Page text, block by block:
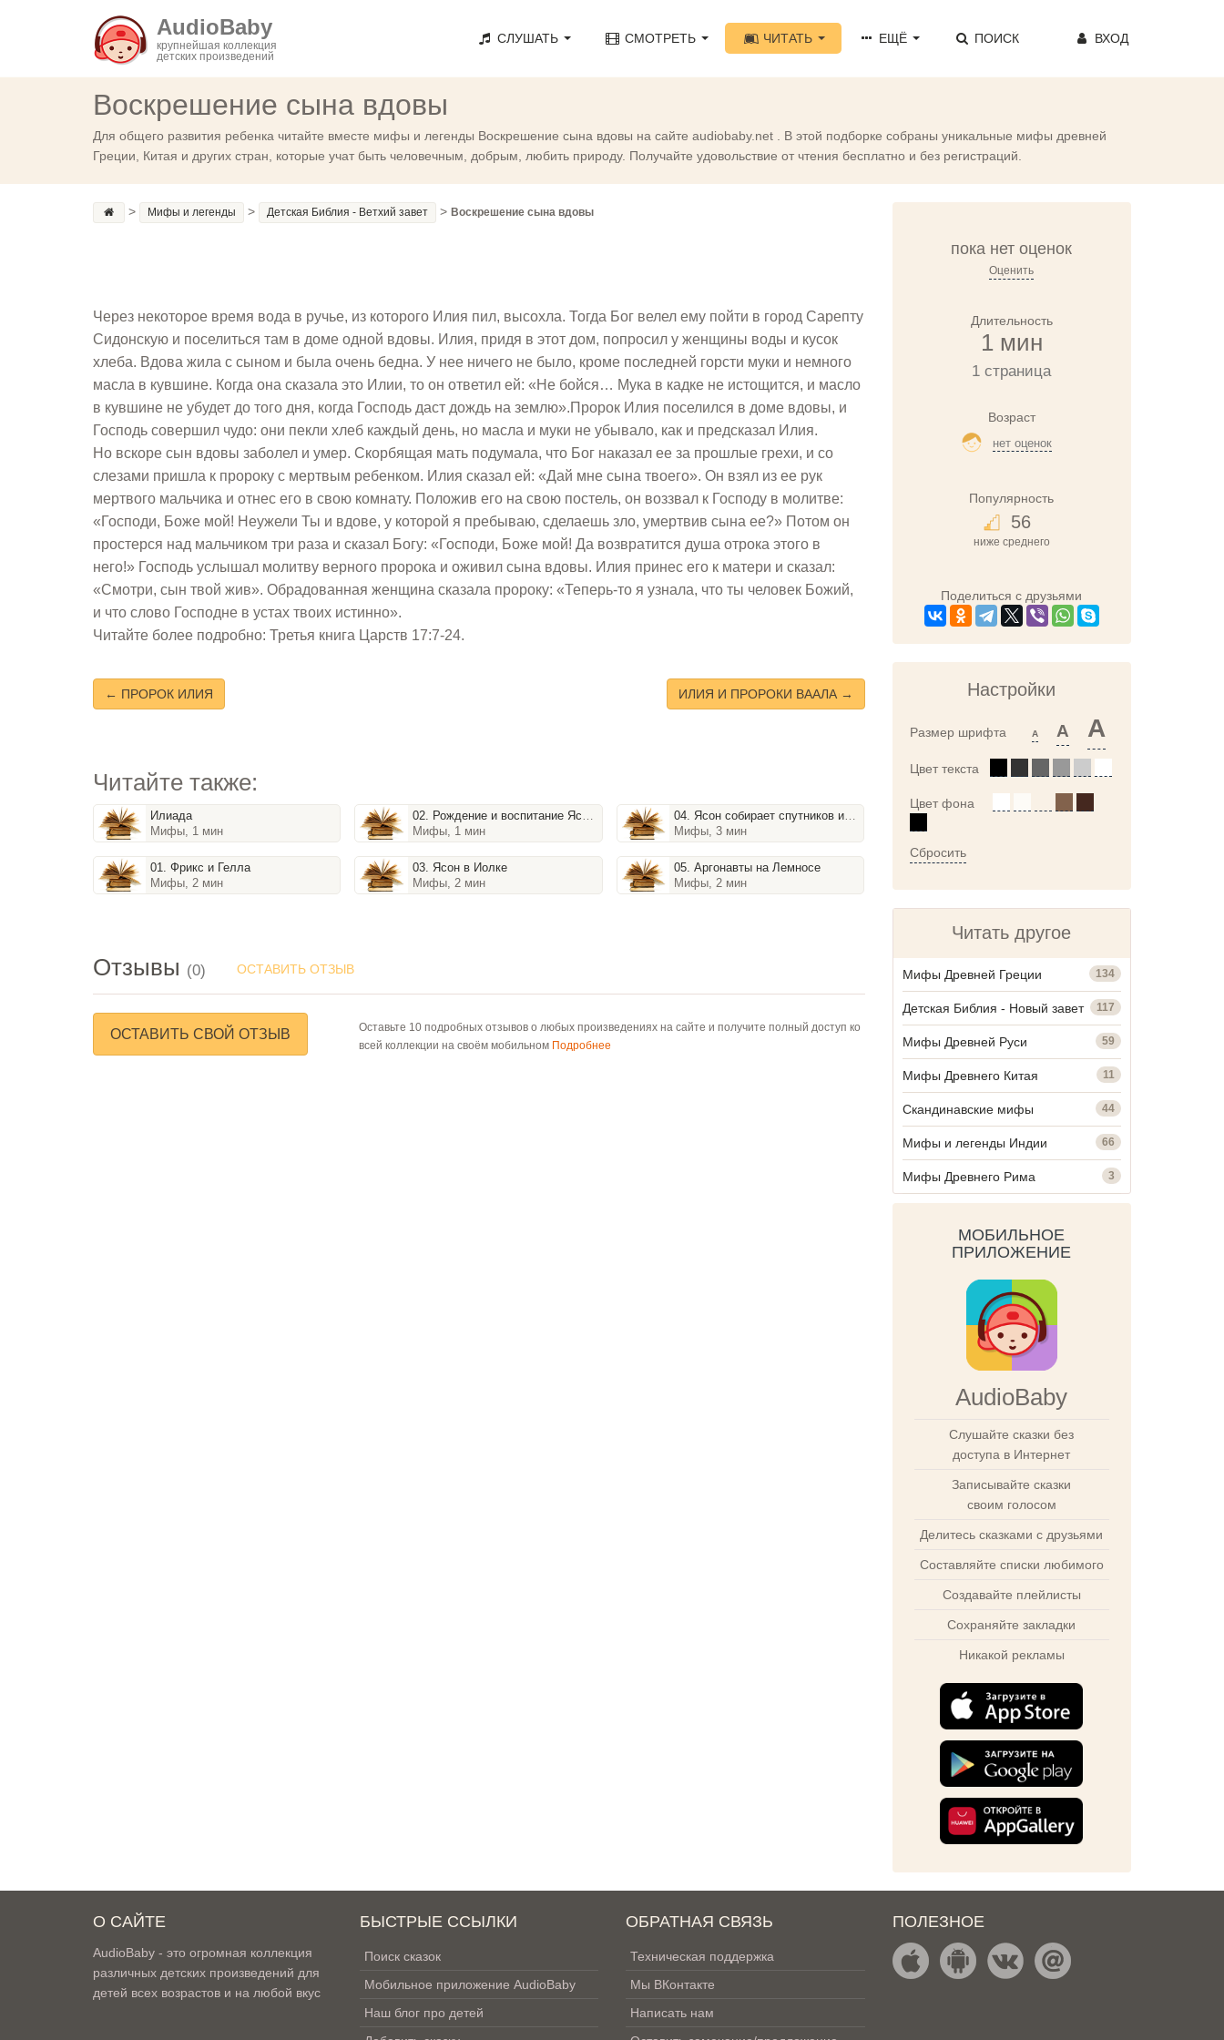
AudioBaby
крупнейшая коллекция
детских произведений
СЛУШАТЬ СМОТРЕТЬ ЧИТАТЬ ЕЩЁ ПОИСК ВХОД
Воскрешение сына вдовы
Для общего развития ребенка читайте вместе мифы и легенды Воскрешение сына вдовы на сайте audiobaby.net . В этой подборке собраны уникальные мифы древней
Греции, Китая и других стран, которые учат быть человечным, добрым, любить природу. Получайте удовольствие от чтения бесплатно и без регистраций.
> Мифы и легенды > Детская Библия - Ветхий завет > Воскрешение сына вдовы
Через некоторое время вода в ручье, из которого Илия пил, высохла. Тогда Бог велел ему пойти в город Сарепту
Сидонскую и поселиться там в доме одной вдовы. Илия, придя в этот дом, попросил у женщины воды и кусок
хлеба. Вдова жила с сыном и была очень бедна. У нее ничего не было, кроме последней горсти муки и немного
масла в кувшине. Когда она сказала это Илии, то он ответил ей: «Не бойся… Мука в кадке не истощится, и масло
в кувшине не убудет до того дня, когда Господь даст дождь на землю».Пророк Илия поселился в доме вдовы, и
Господь совершил чудо: они пекли хлеб каждый день, но масла и муки не убывало, как и предсказал Илия.
Но вскоре сын вдовы заболел и умер. Скорбящая мать подумала, что Бог наказал ее за прошлые грехи, и со
слезами пришла к пророку с мертвым ребенком. Илия сказал ей: «Дай мне сына твоего». Он взял из ее рук
мертвого мальчика и отнес его в свою комнату. Положив его на свою постель, он воззвал к Господу в молитве:
«Господи, Боже мой! Неужели Ты и вдове, у которой я пребываю, сделаешь зло, умертвив сына ее?» Потом он
простерся над мальчиком три раза и сказал Богу: «Господи, Боже мой! Да возвратится душа отрока этого в
него!» Господь услышал молитву верного пророка и оживил сына вдовы. Илия принес его к матери и сказал:
«Смотри, сын твой жив». Обрадованная женщина сказала пророку: «Теперь-то я узнала, что ты человек Божий,
и что слово Господне в устах твоих истинно».
Читайте более подробно: Третья книга Царств 17:7-24.
← ПРОРОК ИЛИЯ ИЛИЯ И ПРОРОКИ ВААЛА →
Читайте также:
Илиада
Мифы, 1 мин
01. Фрикс и Гелла
Мифы, 2 мин
02. Рождение и воспитание Ясона
Мифы, 1 мин
03. Ясон в Иолке
Мифы, 2 мин
04. Ясон собирает спутников и готовится к походу в Колхиду
Мифы, 3 мин
05. Аргонавты на Лемносе
Мифы, 2 мин
Отзывы (0) ОСТАВИТЬ ОТЗЫВ
ОСТАВИТЬ СВОЙ ОТЗЫВ
Оставьте 10 подробных отзывов о любых произведениях на сайте и получите полный доступ ко
всей коллекции на своём мобильном Подробнее
пока нет оценок
Оценить
Длительность
1 мин
1 страница
Возраст
нет оценок
Популярность
56
ниже среднего
Поделиться с друзьями
Настройки
Размер шрифта A A A
Цвет текста
Цвет фона
Сбросить
Читать другое
Мифы Древней Греции 134
Детская Библия - Новый завет 117
Мифы Древней Руси 59
Мифы Древнего Китая 11
Скандинавские мифы 44
Мифы и легенды Индии 66
Мифы Древнего Рима 3
МОБИЛЬНОЕ
ПРИЛОЖЕНИЕ
AudioBaby
Слушайте сказки без
доступа в Интернет
Записывайте сказки
своим голосом
Делитесь сказками с друзьями
Составляйте списки любимого
Создавайте плейлисты
Сохраняйте закладки
Никакой рекламы
О САЙТЕ
AudioBaby - это огромная коллекция
различных детских произведений для
детей всех возрастов и на любой вкус
БЫСТРЫЕ ССЫЛКИ
Поиск сказок
Мобильное приложение AudioBaby
Наш блог про детей
ОБРАТНАЯ СВЯЗЬ
Техническая поддержка
Мы ВКонтакте
Написать нам
ПОЛЕЗНОЕ